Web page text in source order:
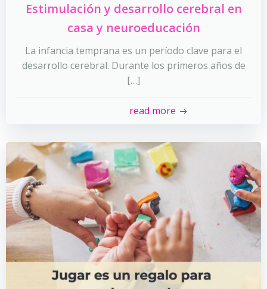
Estimulación y desarrollo cerebral en
casa y neuroeducación
La infancia temprana es un período clave para el
desarrollo cerebral. Durante los primeros años de
[…]
read more